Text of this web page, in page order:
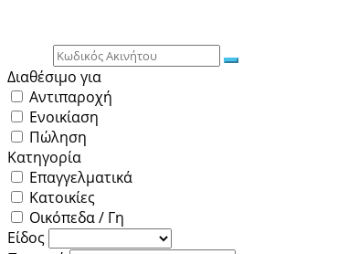
Διαθέσιμο για
Αντιπαροχή
Ενοικίαση
Πώληση
Κατηγορία
Επαγγελματικά
Κατοικίες
Οικόπεδα / Γη
Είδος